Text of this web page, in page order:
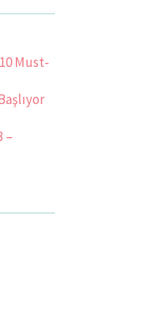
Must-
–